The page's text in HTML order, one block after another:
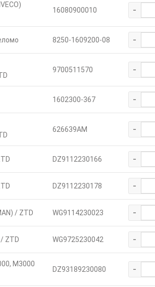
16080900010 -
8250-1609200-08 -
9700511570 -
1602300-367 -
626639AM -
DZ9112230166 -
DZ9112230178 -
/ ZTD WG9114230023 -
/ ZTD WG9725230042 -
M3000
DZ93189230080 -